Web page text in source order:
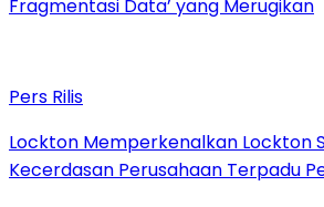
Fragmentasi Data’ yang Merugikan
Pers Rilis
Lockton Memperkenalkan Lockton
Kecerdasan Perusahaan Terpadu